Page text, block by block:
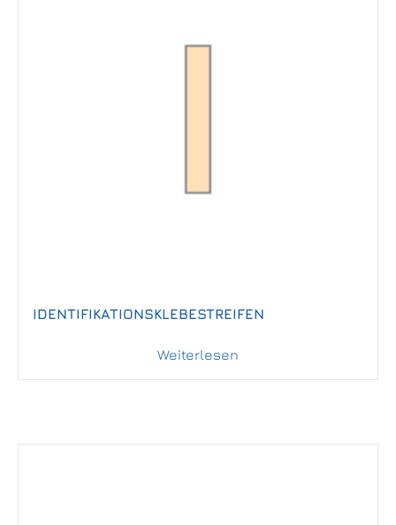
IDENTIFIKATIONSKLEBESTREIFEN
Weiterlesen